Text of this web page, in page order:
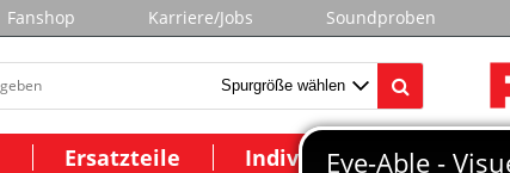
Fanshop Karriere/Jobs Soundproben
Ersatzteile Individuelle Modelle